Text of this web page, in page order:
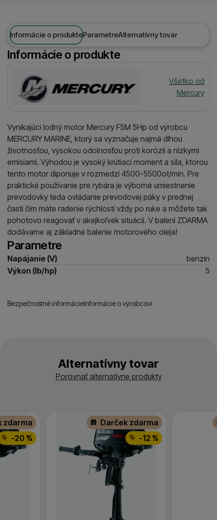
Informácie o produkteParametreAlternatívny tovar
Informácie o produkte
Výrobca
Všetko od
Mercury
Vynikajúci lodný motor Mercury F5M 5Hp od výrobcu
MERCURY MARINE, ktorý sa vyznačuje najmä dlhou
životnosťou, vysokou odolnosťou proti korózií a nízkymi
emisiami. Výhodou je vysoký krútiaci moment a sila, ktorou
tento motor diponuje v rozmedzí 4500-5500ot/min. Pre
praktické používanie pre rybára je výborné umiestnenie
prevodovky teda ovládanie prevodovej páky v prednej
časti čím máte radenie rýchlostí vždy po ruke a môžete tak
pohotovo reagovať v akejkoľvek situácii. V balení ZDARMA
dodávame aj základné balenie motorového oleja!
Parametre
Napájanie (V)
benzín
Výkon (lb/hp)
5
Bezpečnostné informácieInformácie o výrobcovi
Alternatívny tovar
Porovnať alternatívne produkty
Darček zdarma
-12 %
zdarma
-20 %